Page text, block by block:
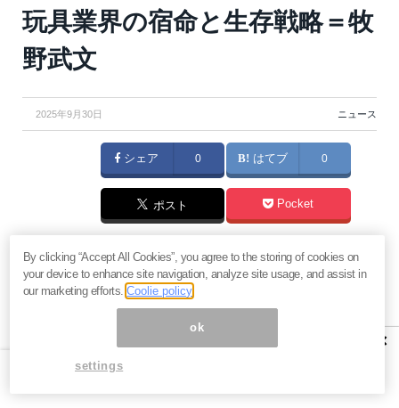
玩具業界の宿命と生存戦略＝牧
野武文
2025年9月30日 ニュース
シェア 0 はてブ 0
ポスト Pocket
中国のデザイナーズトイ企業「ポップマート（POP
MART）」のキャラクター『Labubu（ラブブ）』が世
界的な大ヒットとなり、同社の売上は2年連続で倍増し
ています。しかし、玩具業界では、ヒット商品が出て
×
By clicking “Accept All Cookies”, you agree to the storing of cookies on
your device to enhance site navigation, analyze site usage, and assist in
our marketing efforts.Coolie policy
ok
settings